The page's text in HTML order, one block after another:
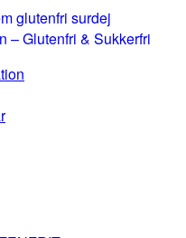
glutenfri surdej
– Glutenfri & Sukkerfri